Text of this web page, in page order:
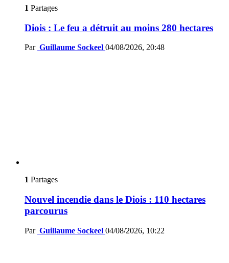
1 Partages
Diois : Le feu a détruit au moins 280 hectares
Par Guillaume Sockeel 04/08/2026, 20:48
1 Partages
Nouvel incendie dans le Diois : 110 hectares
parcourus
Par Guillaume Sockeel 04/08/2026, 10:22